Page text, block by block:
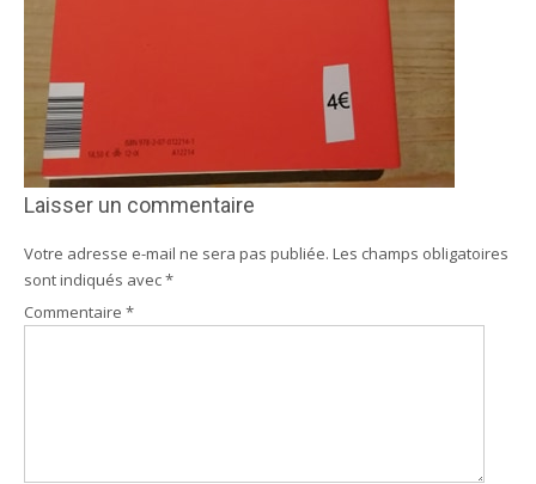
Laisser un commentaire
Votre adresse e-mail ne sera pas publiée. Les champs obligatoires
sont indiqués avec*
Commentaire *